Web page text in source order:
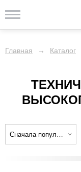
Главная → Каталог
ОТДЕЛКА
ДОПОЛНИТЕЛЬНО